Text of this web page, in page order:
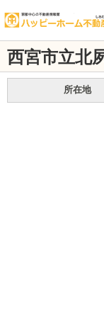
西宮市立北
所在地